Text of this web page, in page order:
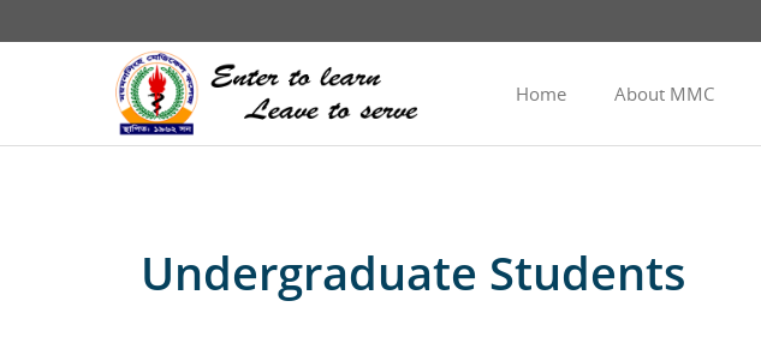
Home About MMC
Undergraduate Students